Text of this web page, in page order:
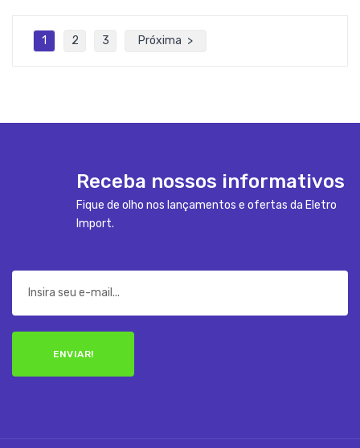
1 2 3 Próxima
Receba nossos informativos
Fique de olho nos lançamentos e ofertas da Eletro
Import.
ENVIAR!